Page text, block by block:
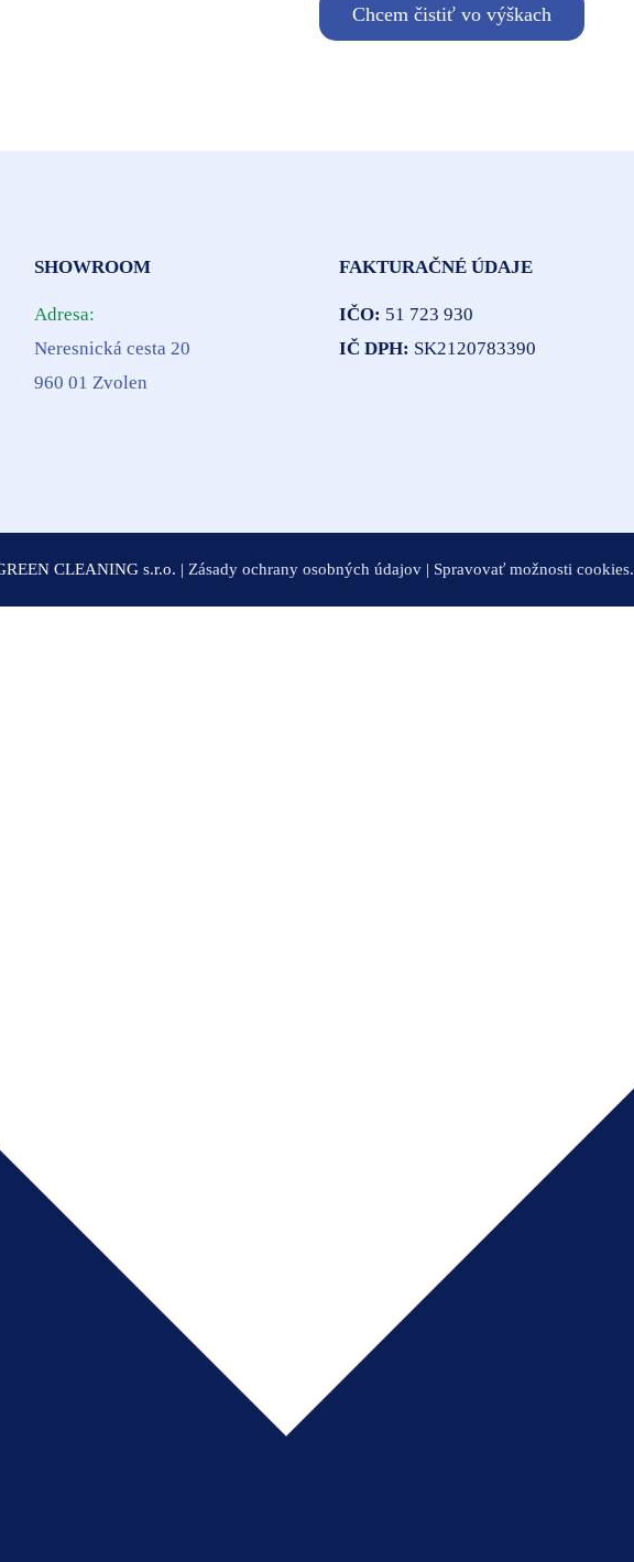
Chcem čistiť vo výškach
SHOWROOM
Adresa:
Neresnická cesta 20
960 01 Zvolen
FAKTURAČNÉ ÚDAJE
IČO: 51 723 930
IČ DPH: SK2120783390
CLEANING s.r.o. | Zásady ochrany osobných údajov | Spravovať možnosti cookies.